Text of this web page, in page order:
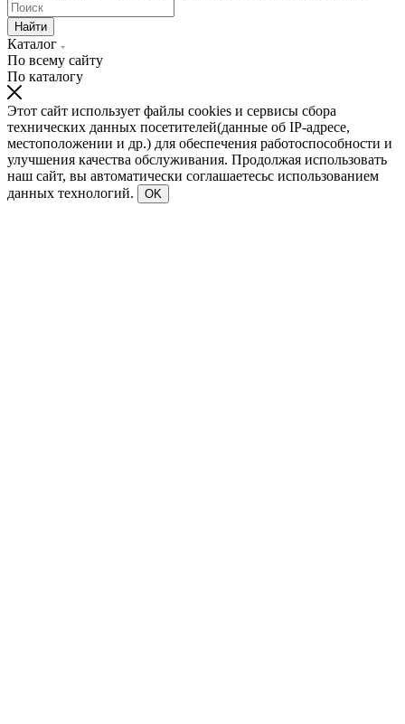
Найти
Каталог
По всему сайту
По каталогу
Этот сайт использует файлы cookies и сервисы сбора
технических данных посетителей(данные об IP-адресе,
местоположении и др.) для обеспечения работоспособности и
улучшения качества обслуживания. Продолжая использовать
наш сайт, вы автоматически соглашаетесьс использованием
данных технологий.
OK